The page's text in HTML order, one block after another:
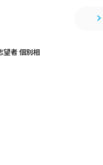
望者 個別相